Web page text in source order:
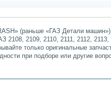
(раньше «ГАЗ Детали
2108, 2109, 2110, 2111, 2112,
только оригинальные
при подборе или другие